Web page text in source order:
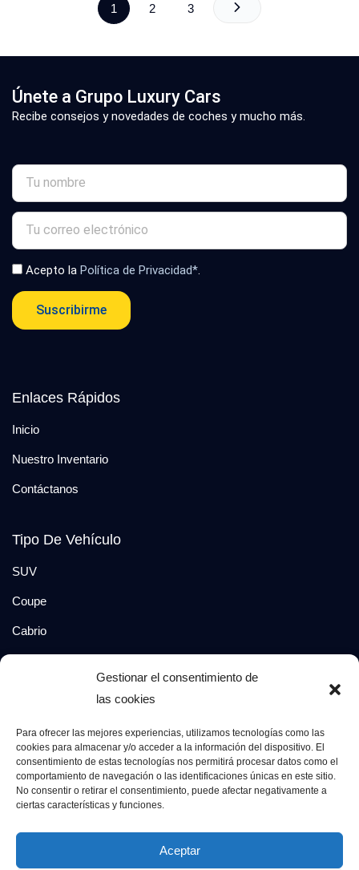
Gestionar el consentimiento de
las cookies
Para ofrecer las mejores experiencias, utilizamos tecnologías como las
cookies para almacenar y/o acceder a la información del dispositivo. El
consentimiento de estas tecnologías nos permitirá procesar datos como el
comportamiento de navegación o las identificaciones únicas en este sitio.
No consentir o retirar el consentimiento, puede afectar negativamente a
ciertas características y funciones.
Aceptar
1 2 3
Únete a Grupo Luxury Cars
Recibe consejos y novedades de coches y mucho más.
Acepto la Política de Privacidad*.
Suscribirme
Enlaces Rápidos
Inicio
Nuestro Inventario
Contáctanos
Tipo De Vehículo
SUV
Coupe
Cabrio
Síguenos en:
© 2026 Grupo Luxury Cars. Todos los derechos